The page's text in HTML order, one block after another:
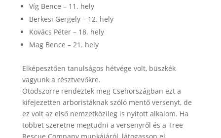
Víg Bence – 11. hely
Berkesi Gergely – 12. hely
Kovács Péter – 18. hely
Mag Bence – 21. hely
Elképesztően tanulságos hétvége volt, büszkék
vagyunk a résztvevőkre.
Ötödszörre rendeztek meg Csehországban ezt a
kifejezetten arboristáknak szóló mentő versenyt, de
ez volt az első nemzetközileg is nyitott alkalom. Ha
többet szeretne megtudni a versenyről és a Tree